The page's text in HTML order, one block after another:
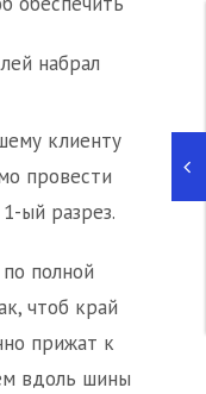
набрал
клиенту
провести
ый разрез.
полной
чтоб край
прижат к
вдоль шины